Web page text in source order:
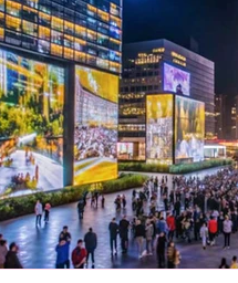
Deberes escolares empatía
angustia Desarrollo infantil